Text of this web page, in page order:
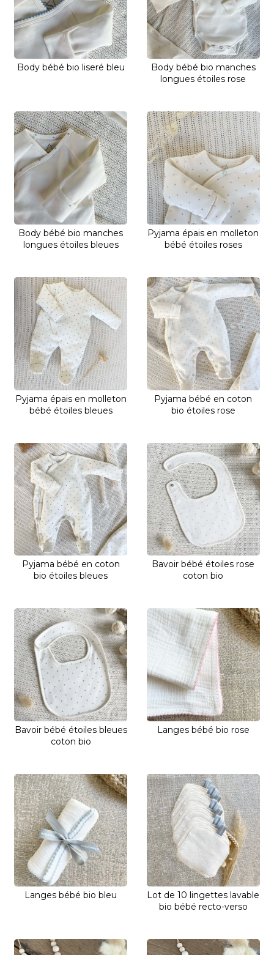
Body bébé bio liseré bleu
Body bébé bio manches
longues étoiles rose
Body bébé bio manches
longues étoiles bleues
Pyjama épais en molleton
bébé étoiles roses
Pyjama épais en molleton
bébé étoiles bleues
Pyjama bébé en coton
bio étoiles rose
Pyjama bébé en coton
bio étoiles bleues
Bavoir bébé étoiles rose
coton bio
Bavoir bébé étoiles bleues
coton bio
Langes bébé bio rose
Langes bébé bio bleu
Lot de 10 lingettes lavable
bio bébé recto-verso